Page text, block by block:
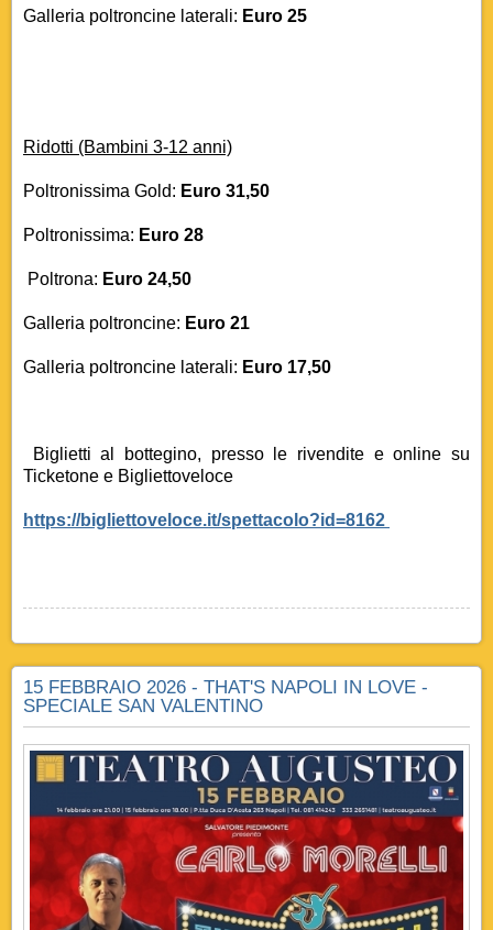
Galleria poltroncine laterali: Euro 25
Ridotti (Bambini 3-12 anni)
Poltronissima Gold: Euro 31,50
Poltronissima: Euro 28
Poltrona: Euro 24,50
Galleria poltroncine: Euro 21
Galleria poltroncine laterali: Euro 17,50
Biglietti al bottegino, presso le rivendite e online su
Ticketone e Bigliettoveloce
https://bigliettoveloce.it/spettacolo?id=8162
15 FEBBRAIO 2026 - THAT'S NAPOLI IN LOVE -
SPECIALE SAN VALENTINO